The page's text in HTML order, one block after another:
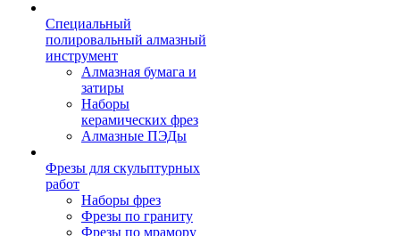
Специальный
полировальный алмазный
инструмент
Алмазная бумага и
затиры
Наборы
керамических фрез
Алмазные ПЭДы
Фрезы для скульптурных
работ
Наборы фрез
Фрезы по граниту
Фрезы по мрамору